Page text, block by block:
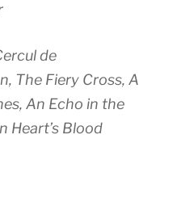
de
The Fiery Cross, A
An Echo in the
Heart’s Blood